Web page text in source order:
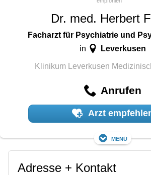
Dr. med. Herbert
Facharzt für Psychiatrie und
in Leverkusen
Klinikum Leverkusen
Anrufen
Arzt
Menü
Adresse + Kontakt